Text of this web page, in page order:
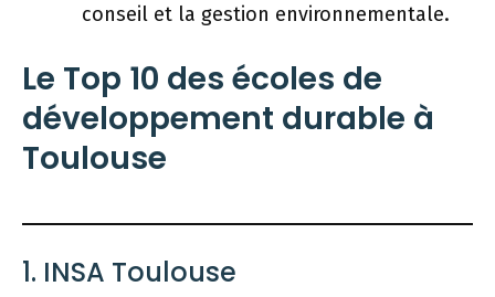
conseil et la gestion environnementale.
Le Top 10 des écoles de
développement durable à
Toulouse
1. INSA Toulouse